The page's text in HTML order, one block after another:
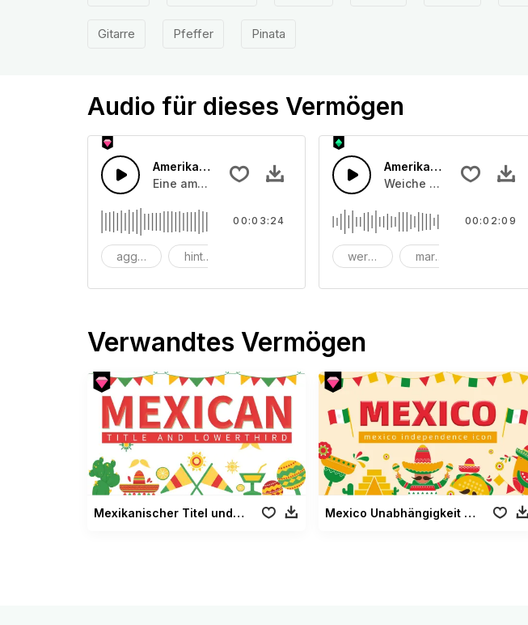
Gitarre Pfeffer Pinata
Audio für dieses Vermögen
Amerikanischer Guitarren-Rock
Eine amerikanische Rockgitarre mit eingängigem Bass und
aggressiv hintergrund
00:03:24
Amerikanische
Weiche Gitarrenklänge
werbung marketing
00:02:09
Verwandtes Vermögen
Mexikanischer Titel und Unterdrittel Mexico Unabhängigkeit Icon